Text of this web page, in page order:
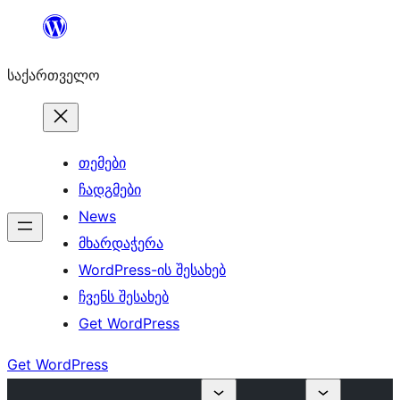
შიგთავსზე
საქართველო
თემები
ჩადგმები
News
მხარდაჭერა
WordPress-ის შესახებ
ჩვენს შესახებ
Get WordPress
Get WordPress